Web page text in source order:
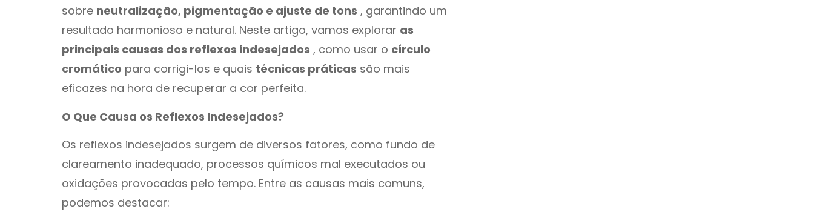
sobre neutralização, pigmentação e ajuste de tons , garantindo um
resultado harmonioso e natural. Neste artigo, vamos explorar as
principais causas dos reflexos indesejados , como usar o círculo
cromático para corrigi-los e quais técnicas práticas são mais
eficazes na hora de recuperar a cor perfeita.
O Que Causa os Reflexos Indesejados?
Os reflexos indesejados surgem de diversos fatores, como fundo de
clareamento inadequado, processos químicos mal executados ou
oxidações provocadas pelo tempo. Entre as causas mais comuns,
podemos destacar: